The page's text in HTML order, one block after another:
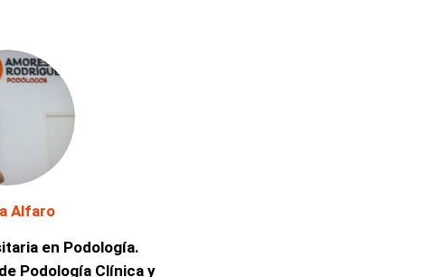
Alfaro
en Podología.
Podología Clínica y